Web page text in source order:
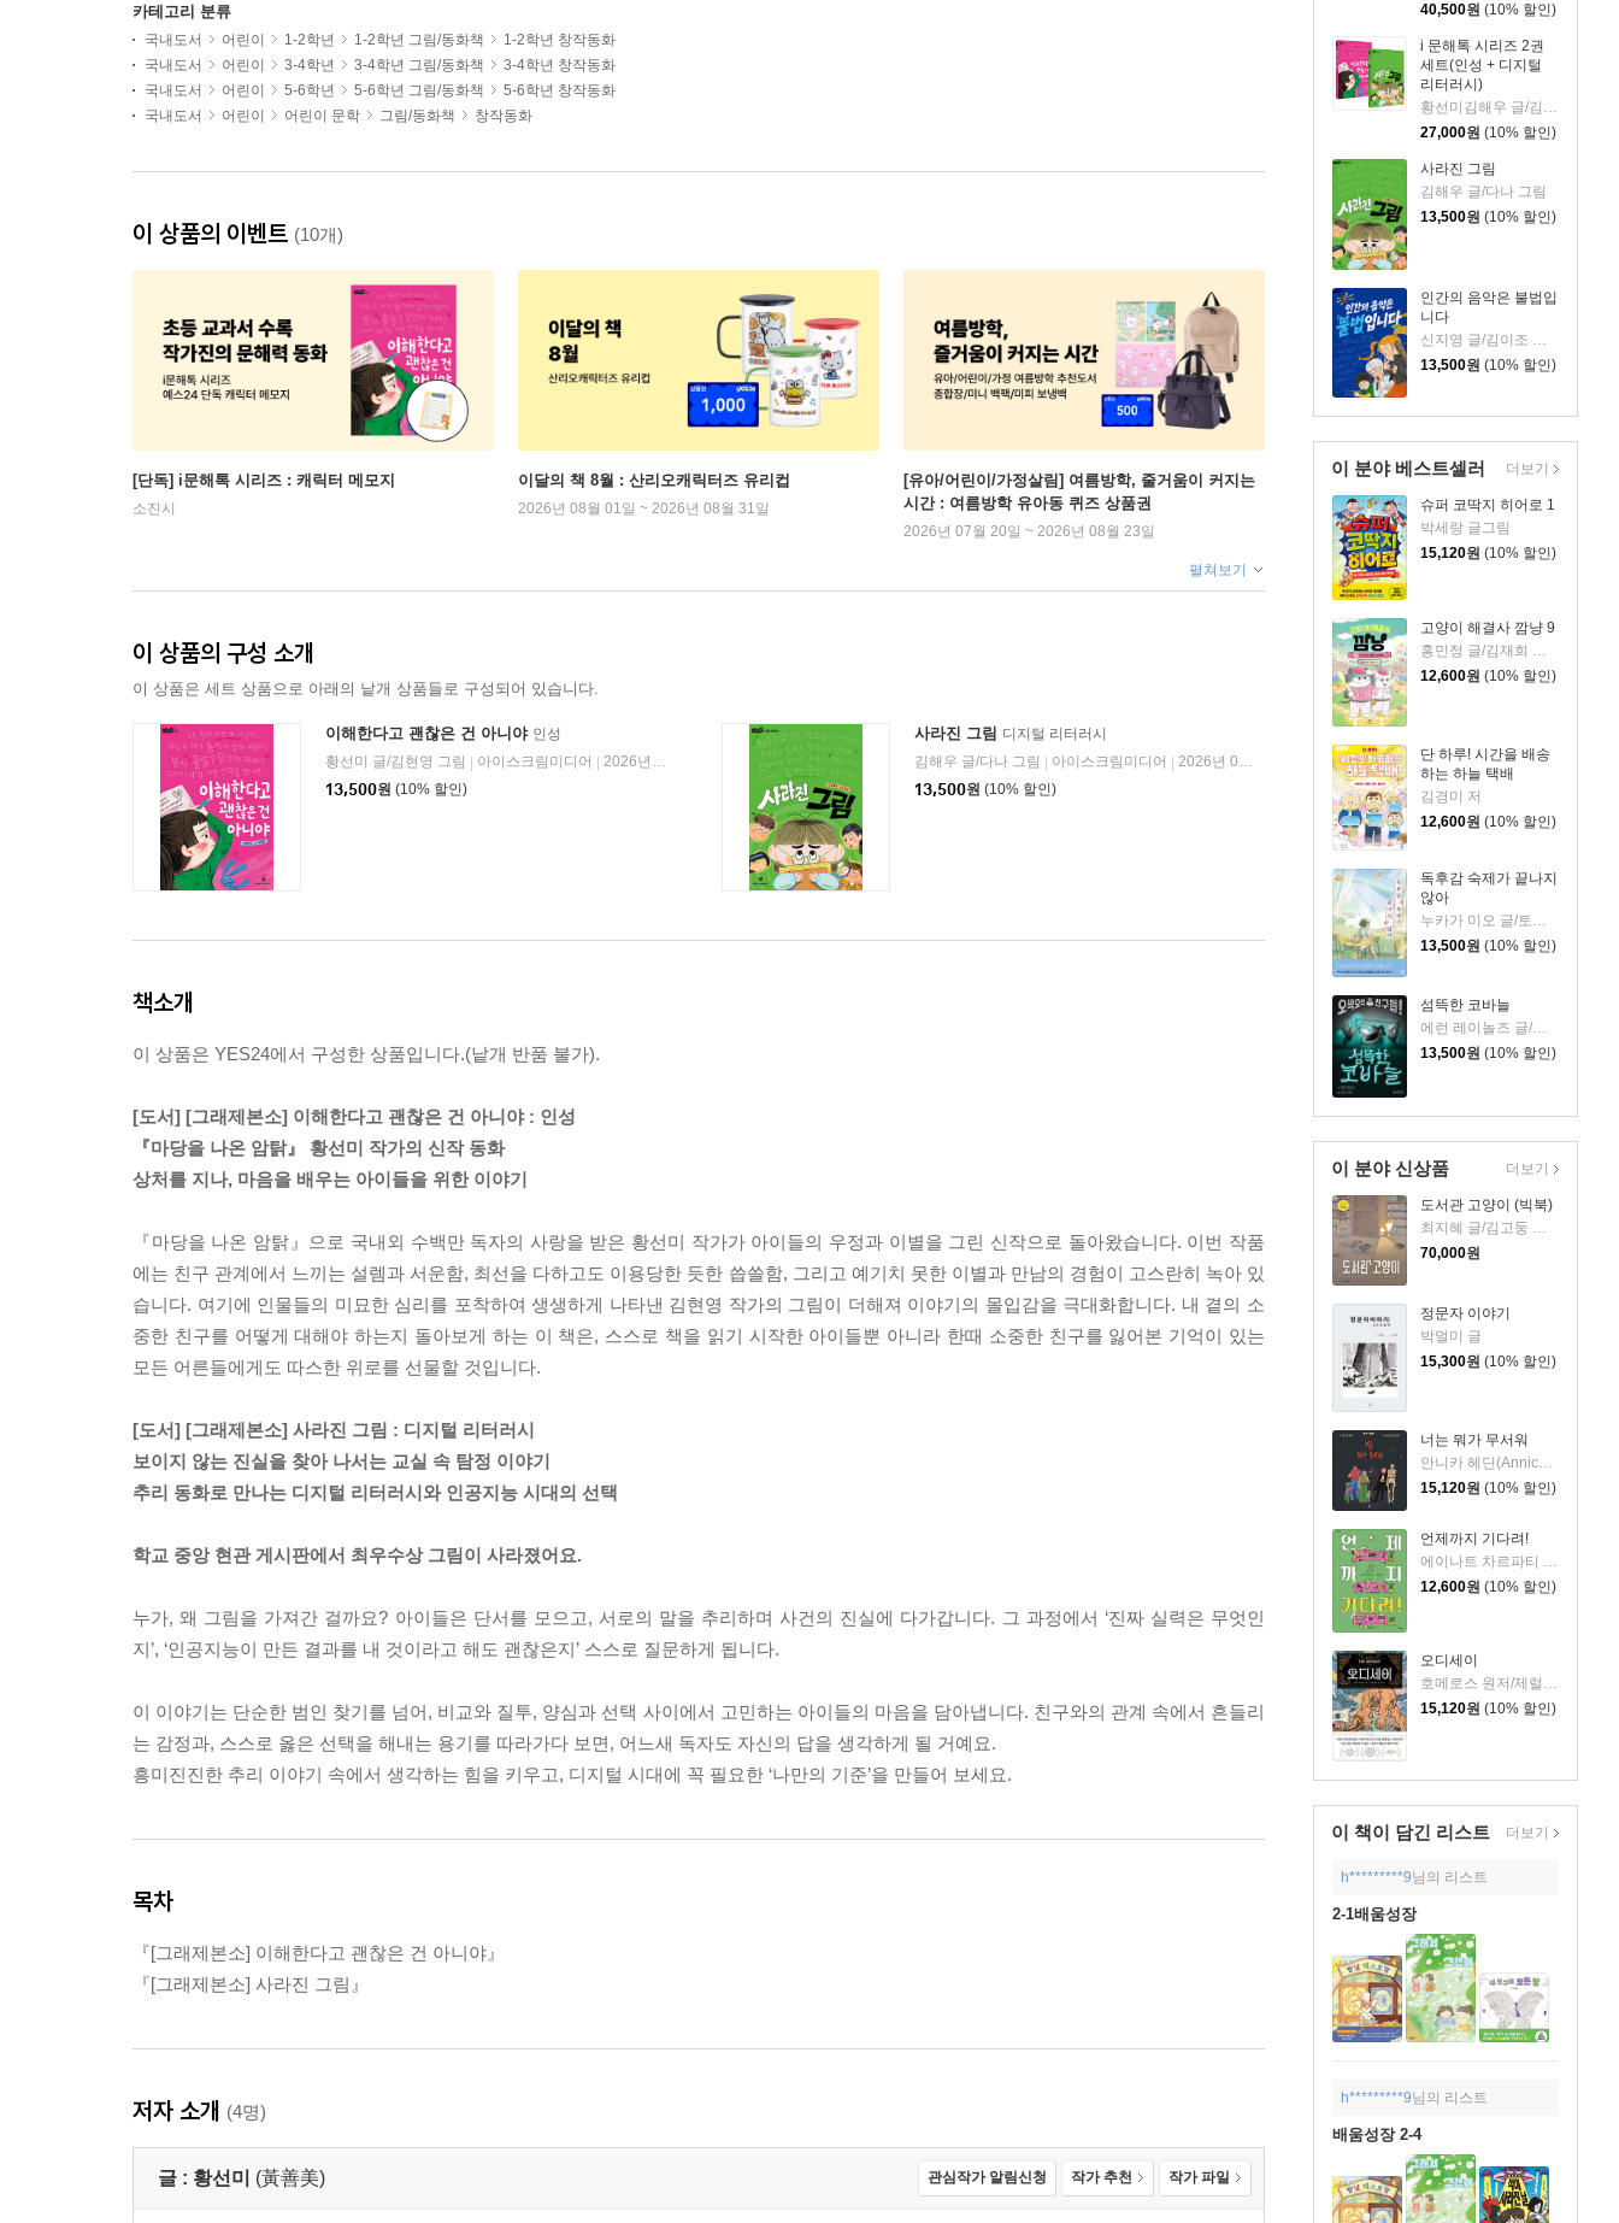
40,500원 (10% 할인)
i 문해톡 시리즈 2권
세트(인성 + 디지털
리터러시)
황선미김해우 글/김현영다나 그림
27,000원 (10% 할인)
사라진 그림
김해우 글/다나 그림
13,500원 (10% 할인)
인간의 음악은 불법입
니다
13,500원 (10% 할인)
이 분야 베스트셀러
슈퍼 코딱지 히어로 1
박세랑 글그림
15,120원 (10% 할인)
고양이 해결사 깜냥 9
홍민정 글/김재희 그림
12,600원 (10% 할인)
단 하루! 시간을 배송
하는 하늘 택배
김경미 저
12,600원 (10% 할인)
독후감 숙제가 끝나지
않아
13,500원 (10% 할인)
섬뜩한 코바늘
13,500원 (10% 할인)
더보기
이 분야 신상품
도서관 고양이 (빅북)
70,000원
정문자 이야기
박멀미 글
15,300원 (10% 할인)
너는 뭐가 무서워
15,120원 (10% 할인)
언제까지 기다려!
에이나트 차르파티 글그림/정재원 역
12,600원 (10% 할인)
오디세이
호메로스 원저/제럴딘 매코크런 글/김재용 역/장시은 감수
15,120원 (10% 할인)
더보기
이 책이 담긴 리스트 더보기
h*********9님의 리스트
2-1배움성장
h*********9님의 리스트
배움성장 2-4
카테고리 분류
국내도서 어린이 1-2학년 1-2학년 그림/동화책
1-2학년 창작동화
국내도서
어린이 3-4학년 3-4학년 그림/동화책
3-4학년 창작동화
국내도서
어린이 5-6학년 5-6학년 그림/동화책
5-6학년 창작동화
국내도서
어린이 어린이 문학 그림/동화책 창작동화
이 상품의 이벤트 (10개)
[단독] i문해톡 시리즈 : 캐릭터 메모지
소진시
이달의 책 8월 : 산리오캐릭터즈 유리컵
2026년 08월 01일 ~ 2026년 08월 31일
[유아/어린이/가정살림] 여름방학, 줄거움이 커지는
시간 : 여름방학 유아동 퀴즈 상품권
2026년 07월 20일 ~ 2026년 08월 23일
펼쳐보기
이 상품의 구성 소개
이 상품은 세트 상품으로 아래의 낱개 상품들로 구성되어 있습니다.
이해한다고 괜찮은 건 아니야 인성
황선미 글/김현영 그림
아이스크림미디어
2026년 06월 23일
13,500원 (10% 할인)
사라진 그림 디지털 리터러시
김해우 글/다나 그림
아이스크림미디어
2026년 06월 23일
13,500원 (10% 할인)
책소개
이 상품은 YES24에서 구성한 상품입니다.(낱개 반품 불가).
[도서] [그래제본소] 이해한다고 괜찮은 건 아니야 : 인성
『마당을 나온 암탉』 황선미 작가의 신작 동화
상처를 지나, 마음을 배우는 아이들을 위한 이야기
『마당을 나온 암탉』으로 국내외 수백만 독자의 사랑을 받은 황선미 작가가 아이들의 우정과 이별을 그린 신작으로 돌아왔습니다. 이번 작품
에는 친구 관계에서 느끼는 설렘과 서운함, 최선을 다하고도 이용당한 듯한 씁쓸함, 그리고 예기치 못한 이별과 만남의 경험이 고스란히 녹아 있
습니다. 여기에 인물들의 미묘한 심리를 포착하여 생생하게 나타낸 김현영 작가의 그림이 더해져 이야기의 몰입감을 극대화합니다. 내 곁의 소
중한 친구를 어떻게 대해야 하는지 돌아보게 하는 이 책은, 스스로 책을 읽기 시작한 아이들뿐 아니라 한때 소중한 친구를 잃어본 기억이 있는
모든 어른들에게도 따스한 위로를 선물할 것입니다.
[도서] [그래제본소] 사라진 그림 : 디지털 리터러시
보이지 않는 진실을 찾아 나서는 교실 속 탐정 이야기
추리 동화로 만나는 디지털 리터러시와 인공지능 시대의 선택
학교 중앙 현관 게시판에서 최우수상 그림이 사라졌어요.
누가, 왜 그림을 가져간 걸까요? 아이들은 단서를 모으고, 서로의 말을 추리하며 사건의 진실에 다가갑니다. 그 과정에서 ‘진짜 실력은 무엇인
지’, ‘인공지능이 만든 결과를 내 것이라고 해도 괜찮은지’ 스스로 질문하게 됩니다.
이 이야기는 단순한 범인 찾기를 넘어, 비교와 질투, 양심과 선택 사이에서 고민하는 아이들의 마음을 담아냅니다. 친구와의 관계 속에서 흔들리
는 감정과, 스스로 옳은 선택을 해내는 용기를 따라가다 보면, 어느새 독자도 자신의 답을 생각하게 될 거예요.
흥미진진한 추리 이야기 속에서 생각하는 힘을 키우고, 디지털 시대에 꼭 필요한 ‘나만의 기준’을 만들어 보세요.
목차
『[그래제본소] 이해한다고 괜찮은 건 아니야』
『[그래제본소] 사라진 그림』
저자 소개 (4명)
글 : 황선미 (黃善美) 관심작가 알림신청 작가 추천 작가 파일